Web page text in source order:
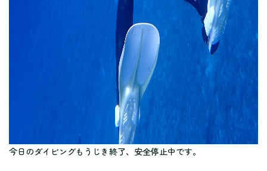
今日のダイビングもうじき終了、安全停止中です。